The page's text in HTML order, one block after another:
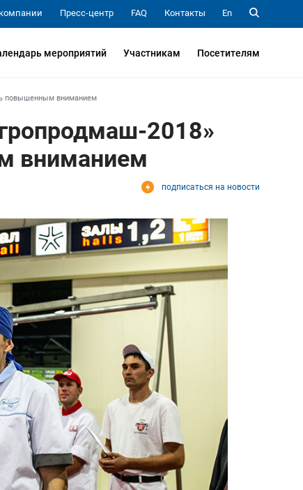
Пресс-центр FAQ Контакты En
мероприятий Участникам Посетителям
повышенным вниманием
2018»
вниманием
подписаться на новости